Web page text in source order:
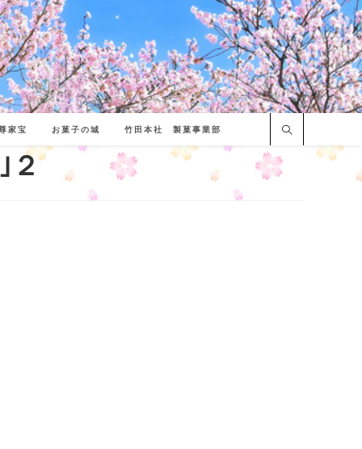
家宝 お菓子の城 竹田本社 製菓事業部
２